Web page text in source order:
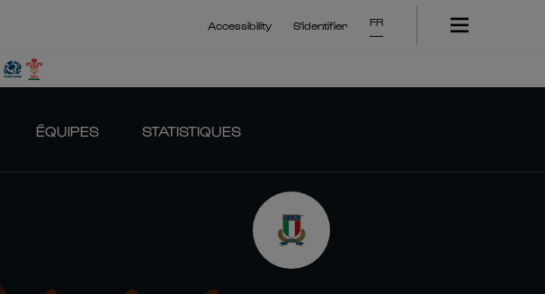
Accessibility S'identifier FR
ÉQUIPES STATISTIQUES